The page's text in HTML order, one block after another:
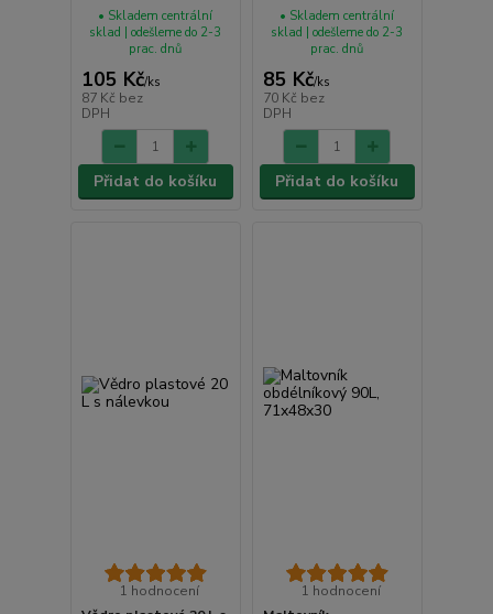
105 Kč/ks
87 Kč bez
DPH
• Skladem centrální
sklad | odešleme do 2-3
prac. dnů
Přidat do košíku
85 Kč/ks
70 Kč bez
DPH
• Skladem centrální
sklad | odešleme do 2-3
prac. dnů
Přidat do košíku
1 hodnocení
1 hodnocení